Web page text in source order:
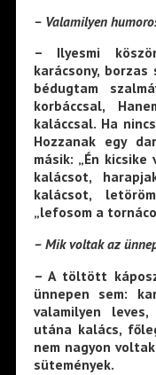
– Valamilyen
– Ilyesmi
karácsony,
bédugtam
korbáccsal,
kaláccsal. Ha
Hozzanak egy
másik: „Én
kalácsot,
kalácsot,
„lefosom a
– Mik voltak az
– A töltött
ünnepen sem:
valamilyen
utána kalács,
nem nagyon
sütemények.